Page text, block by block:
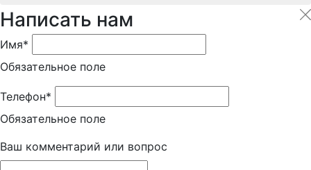
Написать нам
Имя*
Обязательное поле
Телефон*
Обязательное поле
Ваш комментарий или вопрос